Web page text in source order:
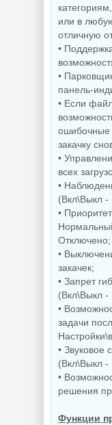
Звуковой
редактор
GoldWave
программ
Uninstaller
15.6.0.6
PDF
или в
отличную
•
•
панель-
• Если
ошибочные
закачку
•
всех
•
(Вкл\Выкл -
•
Отключено;
•
закачек;
• Запрет
(Вкл\Выкл -
•
задачи
• Звуковое
(Вкл\Выкл -
•
решения
Функции